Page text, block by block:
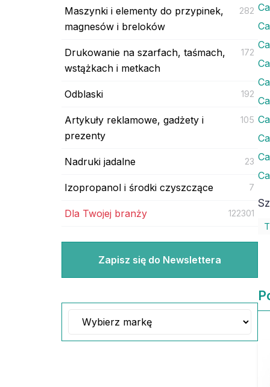
Maszynki i elementy do przypinek,
magnesów i breloków
282
Drukowanie na szarfach, taśmach,
wstążkach i metkach
172
Odblaski 192
Artykuły reklamowe, gadżety i
prezenty
105
Nadruki jadalne 23
Izopropanol i środki czyszczące 7
Dla Twojej branży 122301
Zapisz się do Newslettera